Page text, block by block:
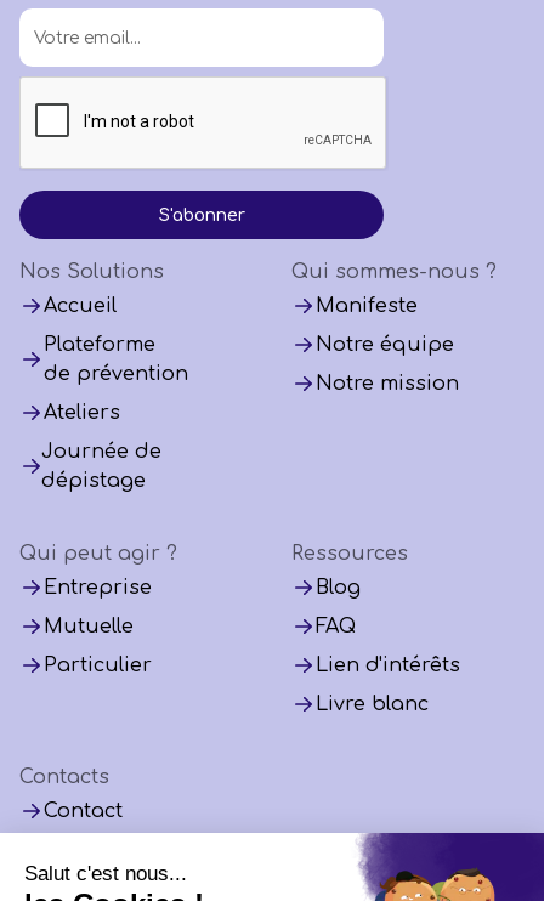
Nos Solutions
Accueil
Plateforme
de prévention
Ateliers
Journée de
dépistage
Qui sommes-nous ?
Manifeste
Notre équipe
Notre mission
Qui peut agir ?
Entreprise
Mutuelle
Particulier
Ressources
Blog
FAQ
Lien d'intérêts
Livre blanc
Contacts
Contact
LinkedIn